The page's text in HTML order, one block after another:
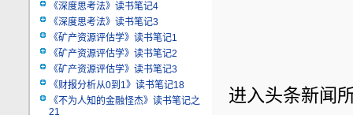
《深度思考法》读书笔记4
《深度思考法》读书笔记3
《矿产资源评估学》读书笔记1
《矿产资源评估学》读书笔记2
《矿产资源评估学》读书笔记3
《财报分析从0到1》读书笔记18
《不为人知的金融怪杰》读书笔记之
21
进入头条新闻